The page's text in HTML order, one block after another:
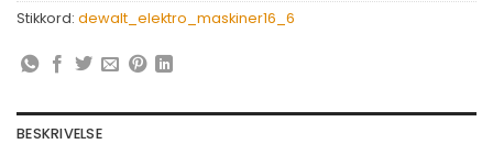
Stikkord: dewalt_elektro_maskiner16_6
BESKRIVELSE